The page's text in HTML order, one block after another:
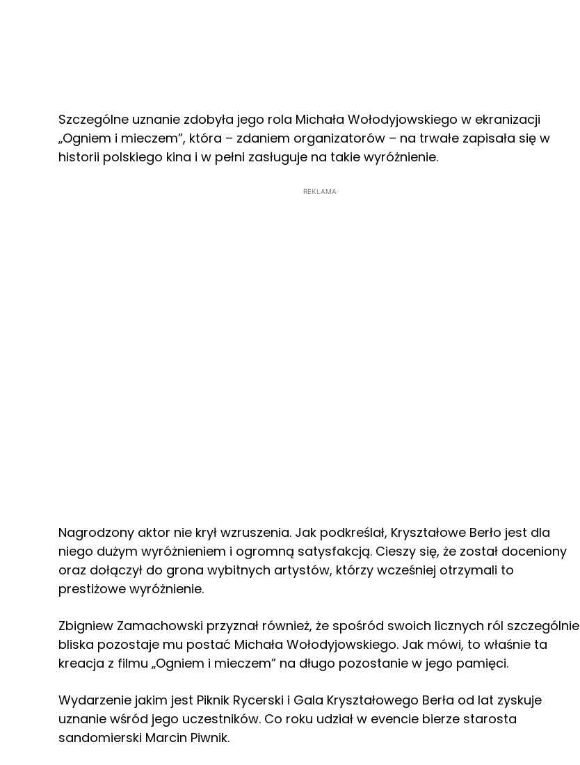
Szczególne uznanie zdobyła jego rola Michała Wołodyjowskiego w ekranizacji
„Ogniem i mieczem”, która – zdaniem organizatorów – na trwałe zapisała się w
historii polskiego kina i w pełni zasługuje na takie wyróżnienie.
REKLAMA
Nagrodzony aktor nie krył wzruszenia. Jak podkreślał, Kryształowe Berło jest dla
niego dużym wyróżnieniem i ogromną satysfakcją. Cieszy się, że został doceniony
oraz dołączył do grona wybitnych artystów, którzy wcześniej otrzymali to
prestiżowe wyróżnienie.
Zbigniew Zamachowski przyznał również, że spośród swoich licznych ról szczególnie
bliska pozostaje mu postać Michała Wołodyjowskiego. Jak mówi, to właśnie ta
kreacja z filmu „Ogniem i mieczem” na długo pozostanie w jego pamięci.
Wydarzenie jakim jest Piknik Rycerski i Gala Kryształowego Berła od lat zyskuje
uznanie wśród jego uczestników. Co roku udział w evencie bierze starosta
sandomierski Marcin Piwnik.